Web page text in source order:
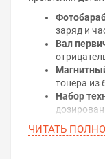
заряд и
Вал
тонера из
Набор
ЧИТАТЬ